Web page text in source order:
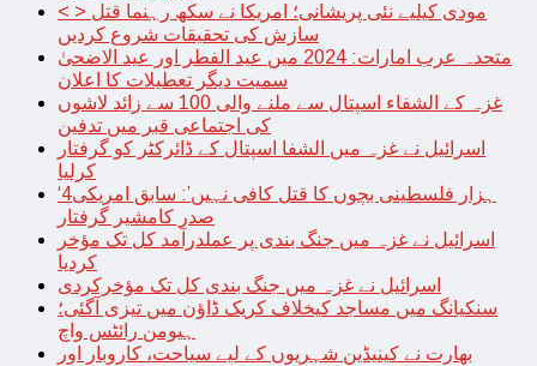
< > مودی کیلیے نئی پریشانی؛ امریکا نے سکھ رہنما قتل
سازش کی تحقیقات شروع کردیں
متحدہ عرب امارات: 2024 میں عید الفطر اور عید الاضحیٰ
سمیت دیگر تعطیلات کا اعلان
غزہ کے الشفاء اسپتال سے ملنے والی 100 سے زائد لاشوں
کی اجتماعی قبر میں تدفین
اسرائیل نے غزہ میں الشفا اسپتال کے ڈائرکٹر کو گرفتار
کرلیا
‘4ہزار فلسطینی بچوں کا قتل کافی نہیں’: سابق امریکی
صدر کامشیر گرفتار
اسرائیل نے غزہ میں جنگ بندی پر عملدرآمد کل تک مؤخر
کردیا
اسرائیل نے غزہ میں جنگ بندی کل تک مؤخرکردی
سنکیانگ میں مساجد کیخلاف کریک ڈاؤن میں تیزی آگئی؛
ہیومن رائٹس واچ
بھارت نے کینیڈین شہریوں کے لیے سیاحت، کاروبار اور